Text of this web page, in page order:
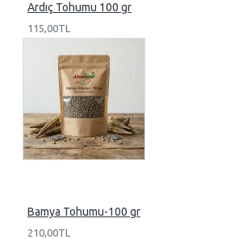
Ardıç Tohumu 100 gr
115,00TL
Bamya Tohumu-100 gr
210,00TL